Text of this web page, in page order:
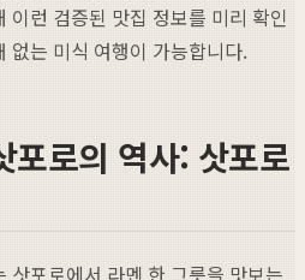
이런 검증된 맛집 정보를 미리 확인
없는 미식 여행이 가능합니다.
포로의 역사: 삿포로
삿포로에서 라멘 한 그릇을 맛보는